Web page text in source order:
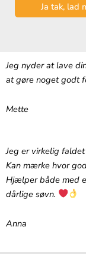
Jeg nyder at lave
at gøre noget godt
Mette
Jeg er virkelig
‪Kan mærke hvor
Hjælper både med
dårlige søvn.
Anna